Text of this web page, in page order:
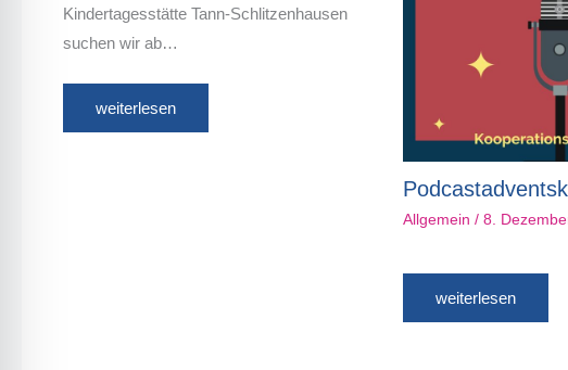
Kindertagesstätte Tann-Schlitzenhausen
suchen wir ab…
weiterlesen
Allgemein / 8.
weiterlesen